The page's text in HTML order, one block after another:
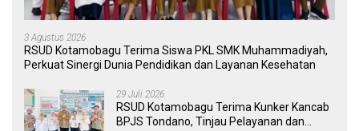
3 Agustus 2026
RSUD Kotamobagu Terima Siswa PKL SMK Muhammadiyah,
Perkuat Sinergi Dunia Pendidikan dan Layanan Kesehatan
29 Juli 2026
RSUD Kotamobagu Terima Kunker Kancab
BPJS Tondano, Tinjau Pelayanan dan